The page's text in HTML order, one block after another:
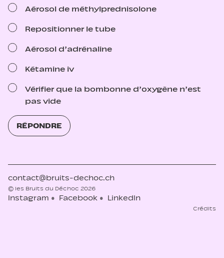
Aérosol de méthylprednisolone
Repositionner le tube
Aérosol d’adrénaline
Kétamine iv
Vérifier que la bombonne d’oxygène n’est
pas vide
RÉPONDRE
contact@bruits-dechoc.ch
© les Bruits du Déchoc 2026
Instagram Facebook LinkedIn
Crédits